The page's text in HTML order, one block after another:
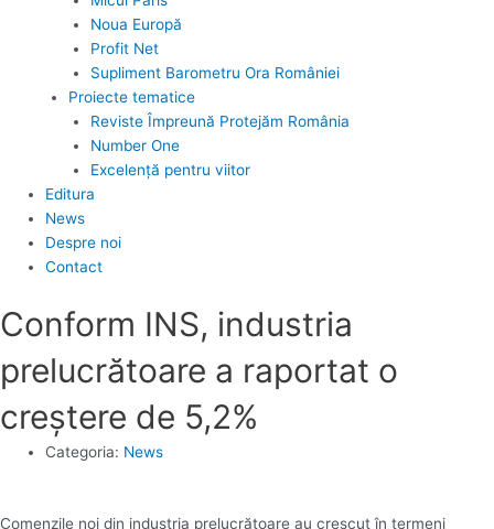
Noua Europă
Profit Net
Supliment Barometru Ora României
Proiecte tematice
Reviste Împreună Protejăm România
Number One
Excelență pentru viitor
Editura
News
Despre noi
Contact
Conform INS, industria
prelucrătoare a raportat o
creştere de 5,2%
Categoria: News
Comenzile noi din industria prelucrătoare au crescut în termeni